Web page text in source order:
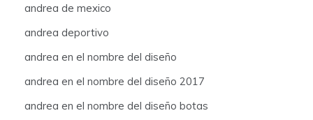
andrea de mexico
andrea deportivo
andrea en el nombre del diseño
andrea en el nombre del diseño 2017
andrea en el nombre del diseño botas